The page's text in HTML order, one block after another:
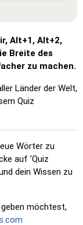
Karten sichtbar
zu
Reihenfolge
du
dass das Wort
Alt+1, Alt+2,
Breite des
zu machen.
Länder der Welt,
Quiz
Wörter zu
auf 'Quiz
dein Wissen zu
geben möchtest,